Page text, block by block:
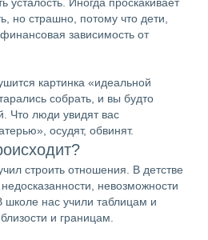
но страшно, потому что дети,
зависимость от
картинка «идеальной
собрать, и вы будто
Что люди увидят вас
осудят, обвинят.
строить отношения. В детстве
невозможности
школе нас учили таблицам и
и границам.